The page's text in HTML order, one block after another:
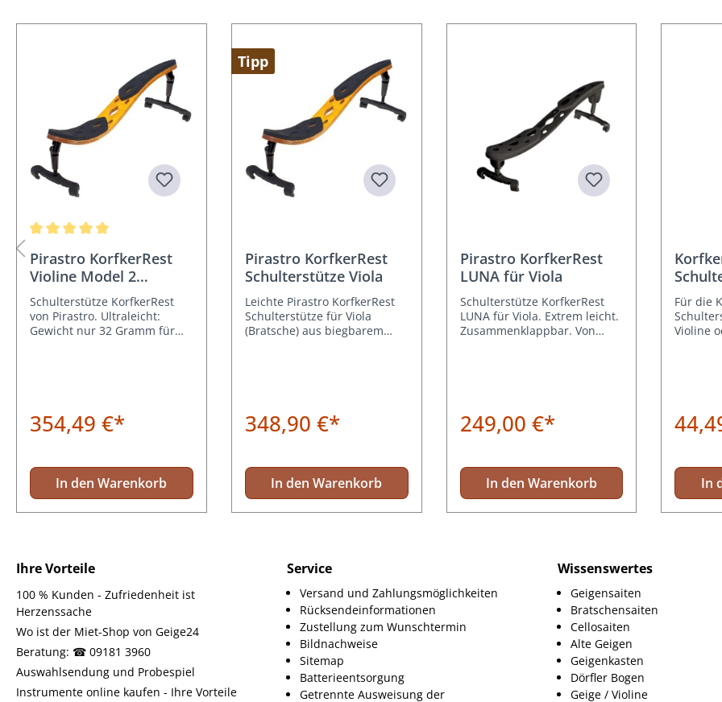
Pirastro KorfkerRest
Violine Model 2
Schulterstütze 4/4
Schulterstütze KorfkerRest
von Pirastro. Ultraleicht:
Gewicht nur 32 Gramm für
354,49 €*
In den Warenkorb
Tipp
Pirastro KorfkerRest
Schulterstütze Viola
Leichte Pirastro KorfkerRest
Schulterstütze für Viola
(Bratsche) aus biegbarem
348,90 €*
In den Warenkorb
Pirastro KorfkerRest
LUNA für Viola
Schulterstütze KorfkerRest
LUNA für Viola. Extrem leicht.
Zusammenklappbar. Von
249,00 €*
In den Warenkorb
Für die
Violine
In
Ihre Vorteile
100 % Kunden - Zufriedenheit ist
Herzenssache
Wo ist der Miet-Shop von Geige24
Beratung: ☎ 09181 3960
Auswahlsendung und Probespiel
Instrumente online kaufen - Ihre Vorteile
Service
Versand und Zahlungsmöglichkeiten
Rücksendeinformationen
Zustellung zum Wunschtermin
Bildnachweise
Sitemap
Batterieentsorgung
Getrennte Ausweisung der
Wissenswertes
Geigensaiten
Bratschensaiten
Cellosaiten
Alte Geigen
Geigenkasten
Dörfler Bogen
Geige / Violine